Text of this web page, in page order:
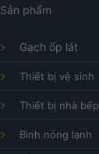
Sản phẩm
Gạch ốp lát
Thiết bị vệ sinh
Thiết bị nhà bếp
Bình nóng lạnh